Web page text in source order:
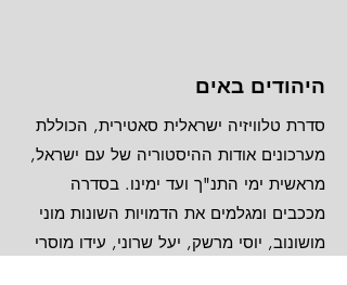
היהודים באים
סדרת טלוויזיה ישראלית סאטירית, הכוללת
מערכונים אודות ההיסטוריה של עם ישראל,
מראשית ימי התנ"ך ועד ימינו. בסדרה
מככבים ומגלמים את הדמויות השונות מוני
מושונוב, יוסי מרשק, יעל שרוני, עידו מוסרי